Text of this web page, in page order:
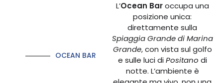
OCEAN BAR
L’Ocean Baroccupa una
posizione unica:
direttamente sulla
Spiaggia Grande di Marina
Grande, con vista sul golfo
e sulle luci diPositano di
notte. L’ambiente è